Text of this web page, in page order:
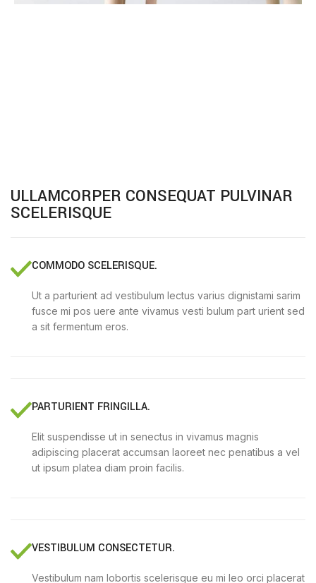
ULLAMCORPER CONSEQUAT PULVINAR
SCELERISQUE
COMMODO SCELERISQUE.
Ut a parturient ad vestibulum lectus varius dignistami sarim
fusce mi pos uere ante vivamus vesti bulum part urient sed
a sit fermentum eros.
PARTURIENT FRINGILLA.
Elit suspendisse ut in senectus in vivamus magnis
adipiscing placerat accumsan laoreet nec penatibus a vel
ut ipsum platea diam proin facilis.
VESTIBULUM CONSECTETUR.
Vestibulum nam lobortis scelerisque eu mi leo orci placerat